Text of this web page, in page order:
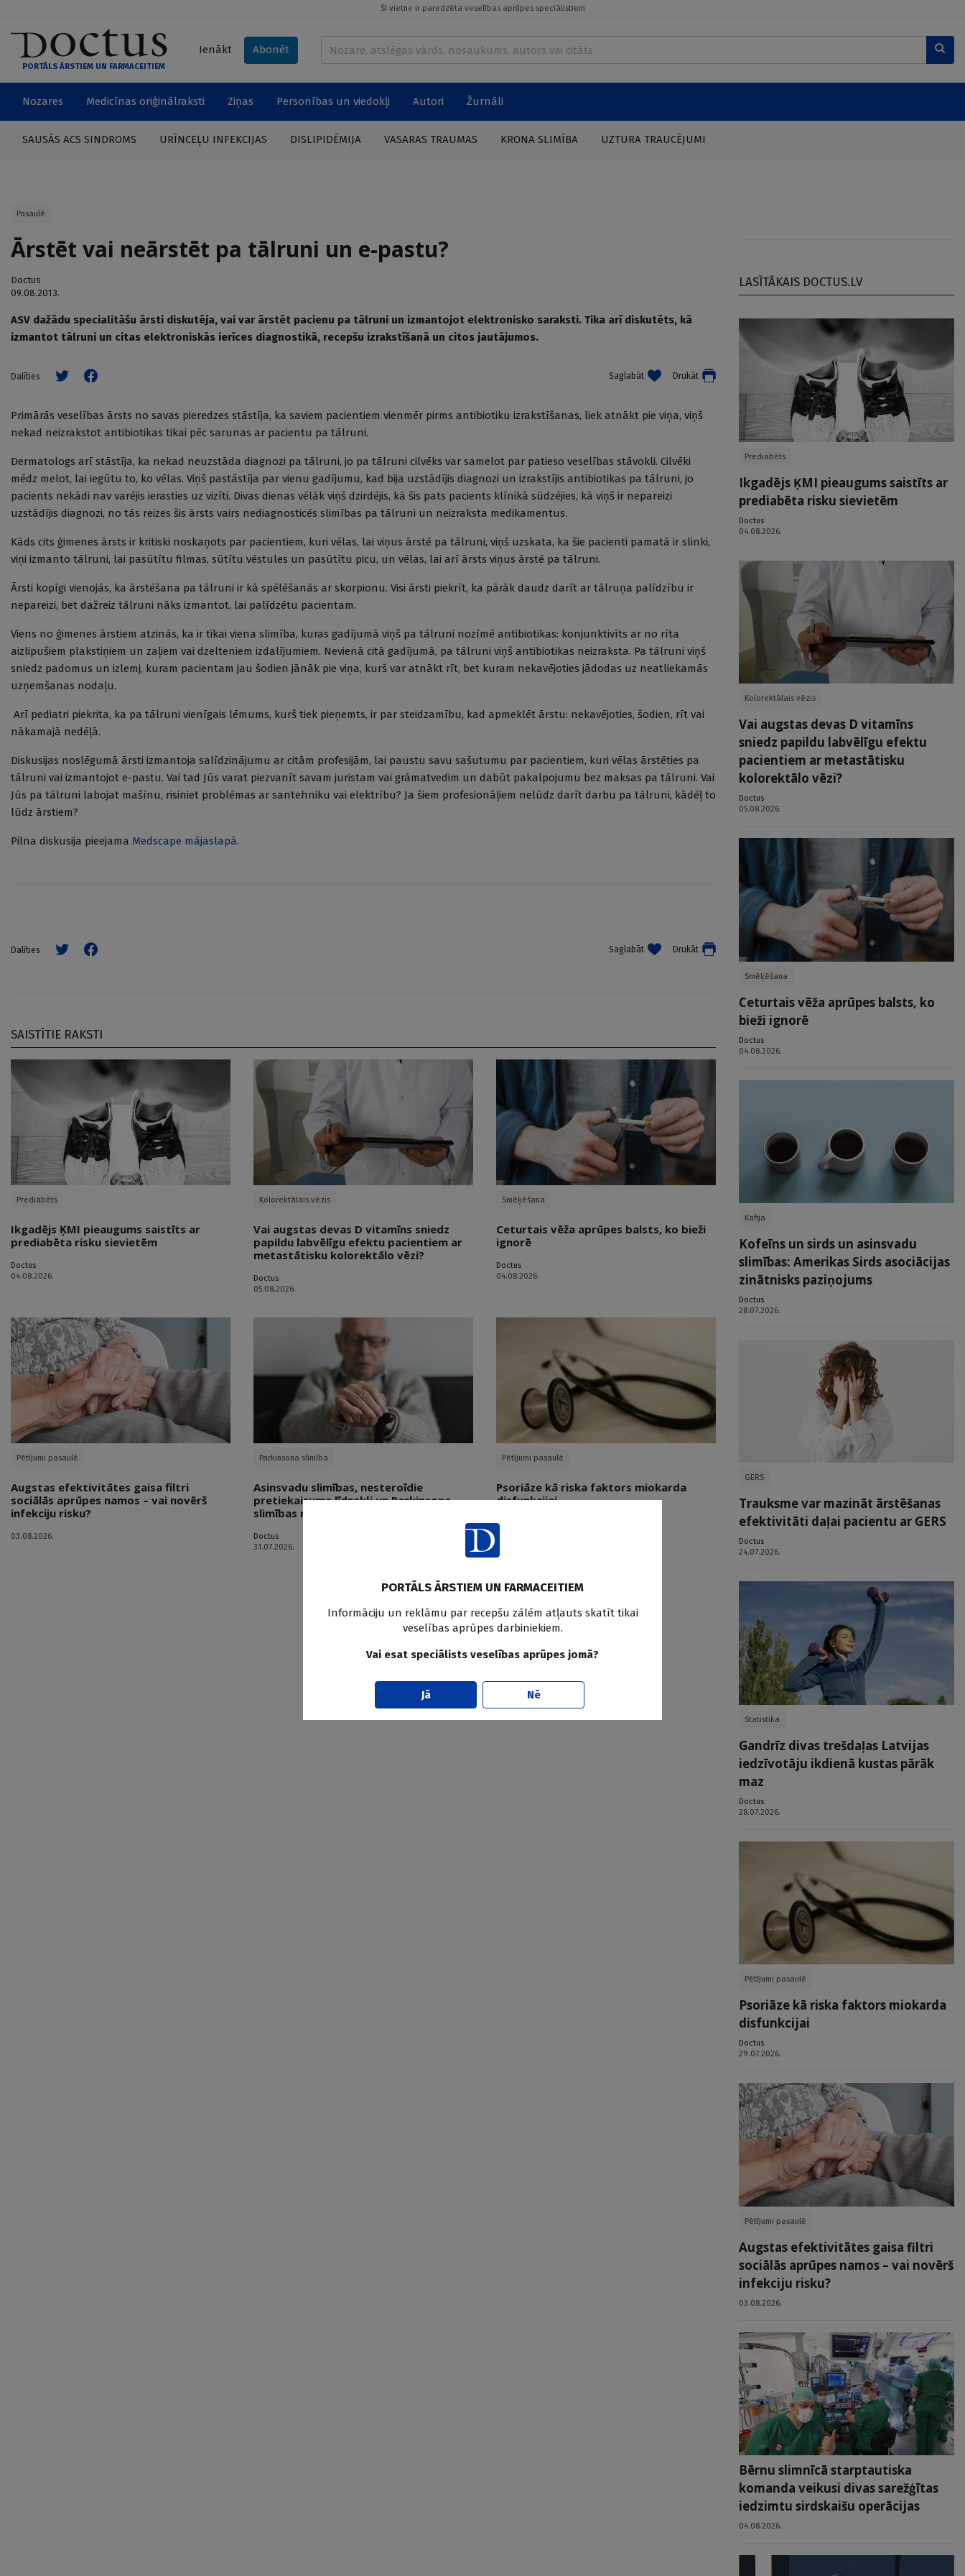
Šī vietne ir paredzēta veselības aprūpes speciālistiem
PORTĀLS ĀRSTIEM UN FARMACEITIEM
Ienākt Abonēt
Nozares Medicīnas oriģinālraksti Ziņas Personības un viedokļi Autori Žurnāli
SAUSĀS ACS SINDROMS URĪNCEĻU INFEKCIJAS DISLIPIDĒMIJA VASARAS TRAUMAS KRONA SLIMĪBA UZTURA TRAUCĒJUMI
Pasaulē
Ārstēt vai neārstēt pa tālruni un e-pastu?
Doctus
09.08.2013.
ASV dažādu specialitāšu ārsti diskutēja, vai var ārstēt pacienu pa tālruni un izmantojot elektronisko saraksti. Tika arī diskutēts, kā
izmantot tālruni un citas elektroniskās ierīces diagnostikā, recepšu izrakstīšanā un citos jautājumos.
Dalīties Saglabāt Drukāt
Primārās veselības ārsts no savas pieredzes stāstīja, ka saviem pacientiem vienmēr pirms antibiotiku izrakstīšanas, liek atnākt pie viņa, viņš
nekad neizrakstot antibiotikas tikai pēc sarunas ar pacientu pa tālruni.
Dermatologs arī stāstīja, ka nekad neuzstāda diagnozi pa tālruni, jo pa tālruni cilvēks var samelot par patieso veselības stāvokli. Cilvēki
mēdz melot, lai iegūtu to, ko vēlas. Viņš pastāstīja par vienu gadījumu, kad bija uzstādījis diagnozi un izrakstījis antibiotikas pa tālruni, jo
pacients nekādi nav varējis ierasties uz vizīti. Divas dienas vēlāk viņš dzirdējis, kā šis pats pacients klīnikā sūdzējies, kā viņš ir nepareizi
uzstādījis diagnozi, no tās reizes šis ārsts vairs nediagnosticēs slimības pa tālruni un neizraksta medikamentus.
Kāds cits ģimenes ārsts ir kritiski noskaņots par pacientiem, kuri vēlas, lai viņus ārstē pa tālruni, viņš uzskata, ka šie pacienti pamatā ir slinki,
viņi izmanto tālruni, lai pasūtītu filmas, sūtītu vēstules un pasūtītu picu, un vēlas, lai arī ārsts viņus ārstē pa tālruni.
Ārsti kopīgi vienojās, ka ārstēšana pa tālruni ir kā spēlēšanās ar skorpionu. Visi ārsti piekrīt, ka pārāk daudz darīt ar tālruņa palīdzību ir
nepareizi, bet dažreiz tālruni nāks izmantot, lai palīdzētu pacientam.
Viens no ģimenes ārstiem atzinās, ka ir tikai viena slimība, kuras gadījumā viņš pa tālruni nozīmē antibiotikas: konjunktivīts ar no rīta
aizlipušiem plakstiņiem un zaļiem vai dzelteniem izdalījumiem. Nevienā citā gadījumā, pa tālruni viņš antibiotikas neizraksta. Pa tālruni viņš
sniedz padomus un izlemj, kuram pacientam jau šodien jānāk pie viņa, kurš var atnākt rīt, bet kuram nekavējoties jādodas uz neatliekamās
uzņemšanas nodaļu.
Arī pediatri piekrita, ka pa tālruni vienīgais lēmums, kurš tiek pieņemts, ir par steidzamību, kad apmeklēt ārstu: nekavējoties, šodien, rīt vai
nākamajā nedēļā.
Diskusijas noslēgumā ārsti izmantoja salīdzinājumu ar citām profesijām, lai paustu savu sašutumu par pacientiem, kuri vēlas ārstēties pa
tālruni vai izmantojot e-pastu. Vai tad Jūs varat piezvanīt savam juristam vai grāmatvedim un dabūt pakalpojumu bez maksas pa tālruni. Vai
Jūs pa tālruni labojat mašīnu, risiniet problēmas ar santehniku vai elektrību? Ja šiem profesionāļiem nelūdz darīt darbu pa tālruni, kādēļ to
lūdz ārstiem?
Pilna diskusija pieejama Medscape mājaslapā.
Dalīties Saglabāt Drukāt
SAISTĪTIE RAKSTI
Prediabēts
Ikgadējs ĶMI pieaugums saistīts ar
prediabēta risku sievietēm
Doctus
04.08.2026.
Kolorektālais vēzis
Vai augstas devas D vitamīns sniedz
papildu labvēlīgu efektu pacientiem ar
metastātisku kolorektālo vēzi?
Doctus
05.08.2026.
Smēķēšana
Ceturtais vēža aprūpes balsts, ko bieži
ignorē
Doctus
04.08.2026.
Pētījumi pasaulē
Augstas efektivitātes gaisa filtri
sociālās aprūpes namos – vai novērš
infekciju risku?
03.08.2026.
Parkinsona slimība
Asinsvadu slimības, nesteroīdie
pretiekaisuma līdzekļi un Parkinsona
slimības risks
Doctus
31.07.2026.
Pētījumi pasaulē
Psoriāze kā riska faktors miokarda
disfunkcijai
Doctus
LASĪTĀKAIS DOCTUS.LV
Prediabēts
Ikgadējs ĶMI pieaugums saistīts ar
prediabēta risku sievietēm
Doctus
04.08.2026.
Kolorektālais vēzis
Vai augstas devas D vitamīns
sniedz papildu labvēlīgu efektu
pacientiem ar metastātisku
kolorektālo vēzi?
Doctus
05.08.2026.
Smēķēšana
Ceturtais vēža aprūpes balsts, ko
bieži ignorē
Doctus
04.08.2026.
Kafija
Kofeīns un sirds un asinsvadu
slimības: Amerikas Sirds asociācijas
zinātnisks paziņojums
Doctus
28.07.2026.
GERS
Trauksme var mazināt ārstēšanas
efektivitāti daļai pacientu ar GERS
Doctus
24.07.2026.
Statistika
Gandrīz divas trešdaļas Latvijas
iedzīvotāju ikdienā kustas pārāk
maz
Doctus
28.07.2026.
Pētījumi pasaulē
Psoriāze kā riska faktors miokarda
disfunkcijai
Doctus
29.07.2026.
Pētījumi pasaulē
Augstas efektivitātes gaisa filtri
sociālās aprūpes namos – vai novērš
infekciju risku?
03.08.2026.
Bērnu slimnīcā starptautiska
komanda veikusi divas sarežģītas
iedzimtu sirdskaišu operācijas
04.08.2026.
PORTĀLS ĀRSTIEM UN FARMACEITIEM
Informāciju un reklāmu par recepšu zālēm atļauts skatīt tikai
veselības aprūpes darbiniekiem.
Vai esat speciālists veselības aprūpes jomā?
Jā Nē